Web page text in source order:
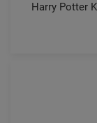
Harry Potter